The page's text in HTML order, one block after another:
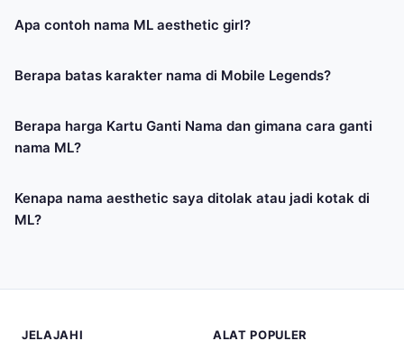
Apa contoh nama ML aesthetic girl?
Berapa batas karakter nama di Mobile Legends?
Berapa harga Kartu Ganti Nama dan gimana cara ganti
nama ML?
Kenapa nama aesthetic saya ditolak atau jadi kotak di
ML?
JELAJAHI ALAT POPULER